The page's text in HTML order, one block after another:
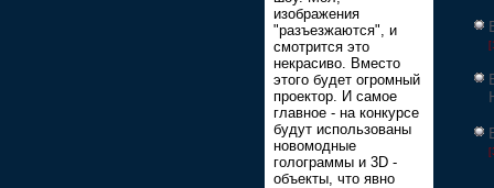
изображения
"разъезжаются", и
смотрится это
некрасиво. Вместо
этого будет огромный
проектор. И самое
главное - на конкурсе
будут использованы
новомодные
голограммы и 3D -
объекты, что явно